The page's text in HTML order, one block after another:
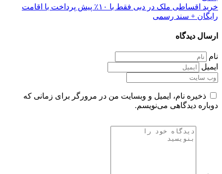
خرید اقساطی ملک در دبی فقط با ۱۰٪ پیش پرداخت با اقامت
رایگان + سند رسمی
ارسال دیدگاه
نام
ایمیل
ذخیره نام، ایمیل و وبسایت من در مرورگر برای زمانی که
دوباره دیدگاهی می‌نویسم.